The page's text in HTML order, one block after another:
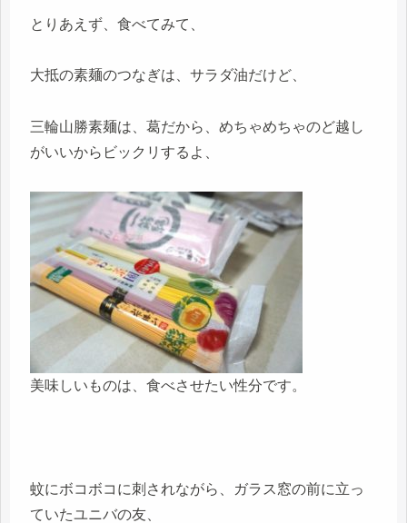
とりあえず、食べてみて、
大抵の素麺のつなぎは、サラダ油だけど、
三輪山勝素麺は、葛だから、めちゃめちゃのど越し
がいいからビックリするよ、
美味しいものは、食べさせたい性分です。
蚊にボコボコに刺されながら、ガラス窓の前に立っ
ていたユニバの友、